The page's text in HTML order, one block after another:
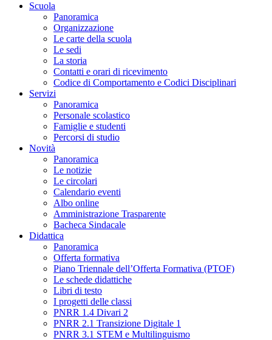
Scuola
Panoramica
Organizzazione
Le carte della scuola
Le sedi
La storia
Contatti e orari di ricevimento
Codice di Comportamento e Codici Disciplinari
Servizi
Panoramica
Personale scolastico
Famiglie e studenti
Percorsi di studio
Novità
Panoramica
Le notizie
Le circolari
Calendario eventi
Albo online
Amministrazione Trasparente
Bacheca Sindacale
Didattica
Panoramica
Offerta formativa
Piano Triennale dell’Offerta Formativa (PTOF)
Le schede didattiche
Libri di testo
I progetti delle classi
PNRR 1.4 Divari 2
PNRR 2.1 Transizione Digitale 1
PNRR 3.1 STEM e Multilinguismo